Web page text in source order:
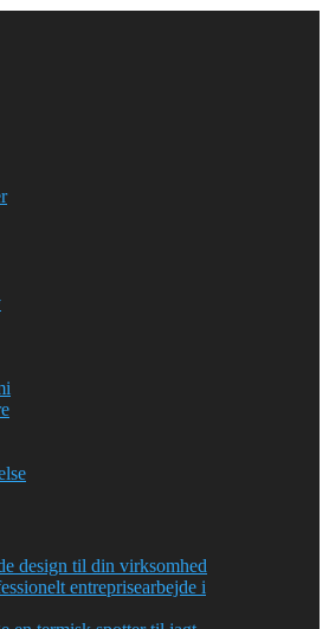
design til din virksomhed
entreprisearbejde i